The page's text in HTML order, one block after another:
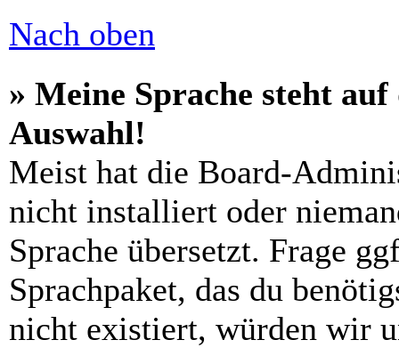
Nach oben
» Meine Sprache steht
Auswahl!
Meist hat die Board-
nicht installiert oder
Sprache übersetzt. Frage
Sprachpaket, das du
nicht existiert, würden wir